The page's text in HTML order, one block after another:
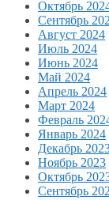
Октябрь
Сентябрь
Август 2024
Июль 2024
Июнь 2024
Май 2024
Апрель 2024
Март 2024
Февраль
Январь 2024
Декабрь
Ноябрь 2023
Октябрь
Сентябрь